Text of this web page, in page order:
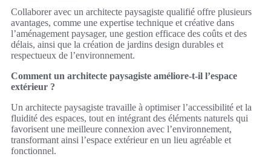
Collaborer avec un architecte paysagiste qualifié offre plusieurs
avantages, comme une expertise technique et créative dans
l’aménagement paysager, une gestion efficace des coûts et des
délais, ainsi que la création de jardins design durables et
respectueux de l’environnement.
Comment un architecte paysagiste améliore-t-il l’espace
extérieur ?
Un architecte paysagiste travaille à optimiser l’accessibilité et la
fluidité des espaces, tout en intégrant des éléments naturels qui
favorisent une meilleure connexion avec l’environnement,
transformant ainsi l’espace extérieur en un lieu agréable et
fonctionnel.